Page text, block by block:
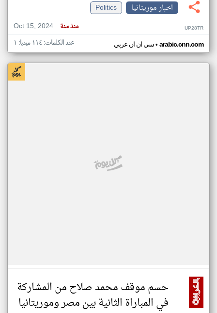
اخبار موريتانيا
Politics
Oct 15, 2024
منذ سنة UP28TR
سي ان ان عربي• arabic.cnn.com عدد الكلمات: ١١٤ ميديا: ١
حسم موقف محمد صلاح من المشاركة
في المباراة الثانية بين مصر وموريتانيا